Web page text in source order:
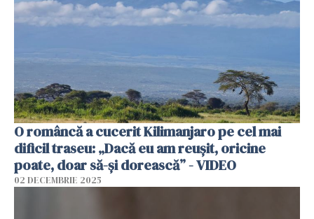
O româncă a cucerit Kilimanjaro pe cel mai
dificil traseu: „Dacă eu am reușit, oricine
poate, doar să-și dorească” - VIDEO
02 DECEMBRIE 2025